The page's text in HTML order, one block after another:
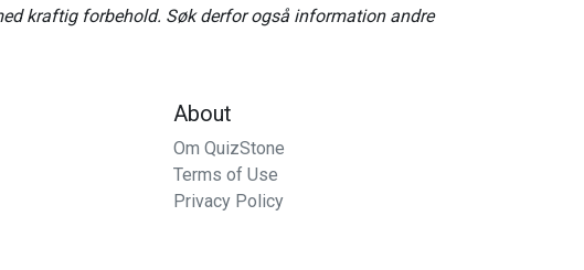
kraftig forbehold. Søk derfor også information andre
About
Om QuizStone
Terms of Use
Privacy Policy